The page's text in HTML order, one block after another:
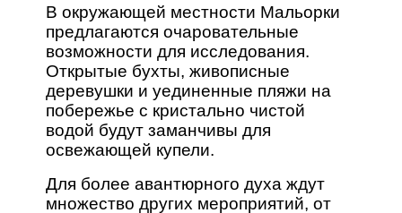
В окружающей местности Мальорки
предлагаются очаровательные
возможности для исследования.
Открытые бухты, живописные
деревушки и уединенные пляжи на
побережье с кристально чистой
водой будут заманчивы для
освежающей купели.
Для более авантюрного духа ждут
множество других мероприятий, от